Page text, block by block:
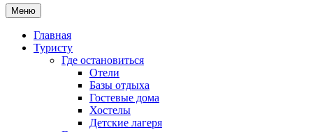
Меню
Главная
Туристу
Где остановиться
Отели
Базы отдыха
Гостевые дома
Хостелы
Детские лагеря